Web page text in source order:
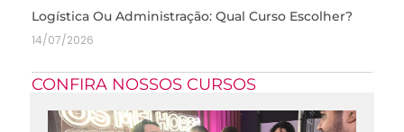
Logística Ou Administração: Qual Curso Escolher?
14/07/2026
CONFIRA NOSSOS CURSOS